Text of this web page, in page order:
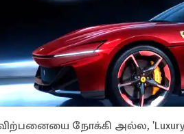
விற்பனையை நோக்கி அல்ல,